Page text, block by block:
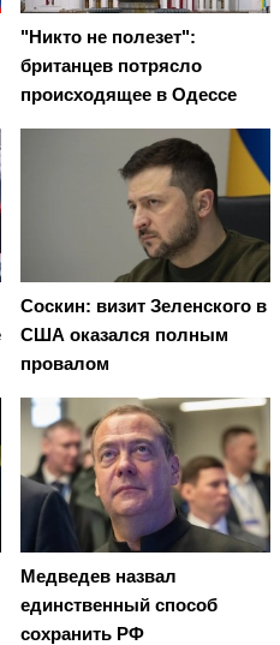
"Никто не полезет":
британцев потрясло
происходящее в Одессе
Соскин: визит Зеленского в
США оказался полным
провалом
Медведев назвал
единственный способ
сохранить РФ